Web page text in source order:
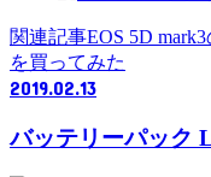
関連記事EOS 5D
を買ってみた
2019.02.13
バッテリーパック